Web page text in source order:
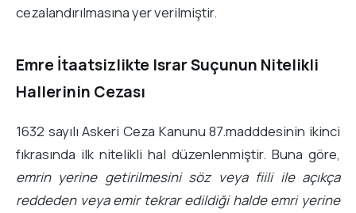
cezalandırılmasına yer verilmiştir.
Emre İtaatsizlikte Israr Suçunun Nitelikli
Hallerinin Cezası
1632 sayılı Askeri Ceza Kanunu 87.madddesinin ikinci
fıkrasında ilk nitelikli hal düzenlenmiştir. Buna göre,
emrin yerine getirilmesini söz veya fiili ile açıkça
reddeden veya emir tekrar edildiği halde emri yerine